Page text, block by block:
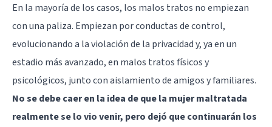
En la mayoría de los casos, los malos tratos no empiezan
con una paliza. Empiezan por conductas de control,
evolucionando a la violación de la privacidad y, ya en un
estadio más avanzado, en malos tratos físicos y
psicológicos, junto con aislamiento de amigos y familiares.
No se debe caer en la idea de que la mujer maltratada
realmente se lo vio venir, pero dejó que continuarán los